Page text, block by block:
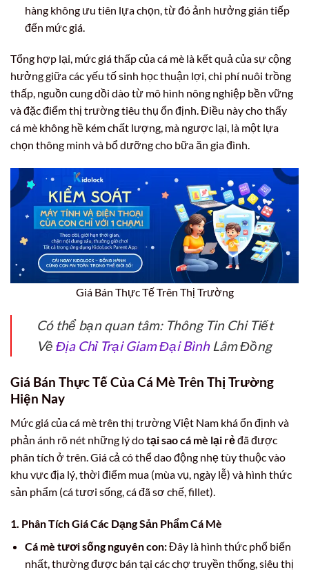
hàng không ưu tiên lựa chọn, từ đó ảnh hưởng gián tiếp
đến mức giá.
Tổng hợp lại, mức giá thấp của cá mè là kết quả của sự cộng
hưởng giữa các yếu tố sinh học thuận lợi, chi phí nuôi trồng
thấp, nguồn cung dồi dào từ mô hình nông nghiệp bền vững
và đặc điểm thị trường tiêu thụ ổn định. Điều này cho thấy
cá mè không hề kém chất lượng, mà ngược lại, là một lựa
chọn thông minh và bổ dưỡng cho bữa ăn gia đình.
Giá Bán Thực Tế Trên Thị Trường
Có thể bạn quan tâm: Thông Tin Chi Tiết
Về Địa Chỉ Trại Giam Đại BìnhLâm Đồng
Giá Bán Thực Tế Của Cá Mè Trên Thị Trường
Hiện Nay
Mức giá của cá mè trên thị trường Việt Nam khá ổn định và
phản ánh rõ nét những lý dotại sao cá mè lại rẻđã được
phân tích ở trên. Giá cả có thể dao động nhẹ tùy thuộc vào
khu vực địa lý, thời điểm mua (mùa vụ, ngày lễ) và hình thức
sản phẩm (cá tươi sống, cá đã sơ chế, fillet).
1. Phân Tích Giá Các Dạng Sản Phẩm Cá Mè
Cá mè tươi sống nguyên con:Đây là hình thức phổ biến
nhất, thường được bán tại các chợ truyền thống, siêu thị